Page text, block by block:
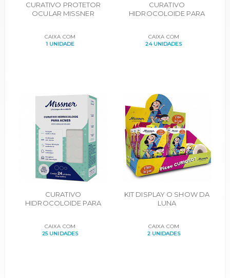
CURATIVO PROTETOR
OCULAR MISSNER
UNIDADES
CAIXA COM
1 UNIDADE
CURATIVO
HIDROCOLOIDE PARA
CAIXA COM
24 UNIDADES
CURATIVO
HIDROCOLOIDE PARA
CAIXA COM
25 UNIDADES
KIT DISPLAY O SHOW DA
LUNA
CAIXA COM
2 UNIDADES